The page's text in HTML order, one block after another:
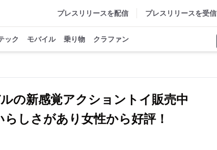
プレスリリースを配信 プレスリリースを受信
ック モバイル 乗り物 クラファン
の新感覚アクショントイ販売中
しさがあり女性から好評！